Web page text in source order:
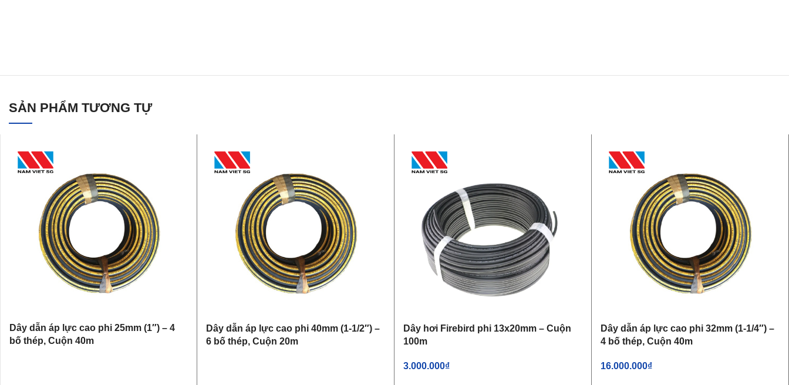
SẢN PHẨM TƯƠNG TỰ
Dây dẫn áp lực cao phi 25mm (1″) – 4
bố thép, Cuộn 40m
Dây dẫn áp lực cao phi 40mm (1-1/2″) –
6 bố thép, Cuộn 20m
Dây hơi Firebird phi 13x20mm – Cuộn
100m
3.000.000₫
Dây dẫn áp lực cao phi 32mm (1-1/4″) –
4 bố thép, Cuộn 40m
16.000.000₫